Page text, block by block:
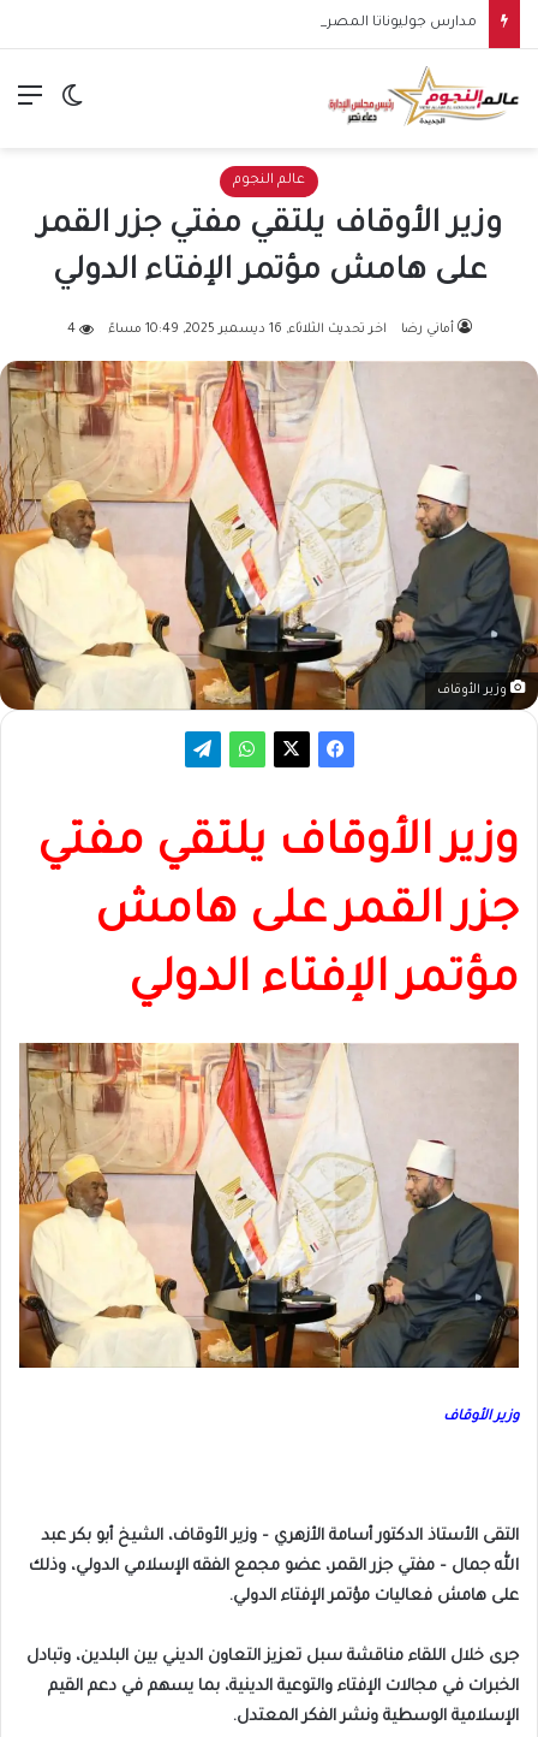
الوضع
عالم النجوم
وزير الأوقاف يلتقي مفتي جزر القمر
على هامش مؤتمر الإفتاء الدولي
أماني رضا اخر تحديث الثلاثاء, 16 ديسمبر 2025, 10:49 مساءً 4
وزير الأوقاف
وزير الأوقاف يلتقي مفتي
جزر القمر على هامش
مؤتمر الإفتاء الدولي
وزير الأوقاف
التقى الأستاذ الدكتور أسامة الأزهري – وزير الأوقاف، الشيخ أبو بكر عبد
الله جمال – مفتي جزر القمر، عضو مجمع الفقه الإسلامي الدولي، وذلك
على هامش فعاليات مؤتمر الإفتاء الدولي.
جرى خلال اللقاء مناقشة سبل تعزيز التعاون الديني بين البلدين، وتبادل
الخبرات في مجالات الإفتاء والتوعية الدينية، بما يسهم في دعم القيم
الإسلامية الوسطية ونشر الفكر المعتدل.